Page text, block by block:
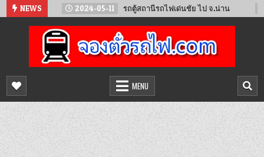
Skip NEWS
2024-05-11 รถตู้สถานีรถไฟเด่นชัย ไป จ.น่าน 2024-02-23
จองตั๋วรถไฟออนไลน์
จำหน่ายตั๋วรถไฟล่วงหน้า จองได้ 24 ชั่วโมง
MENU